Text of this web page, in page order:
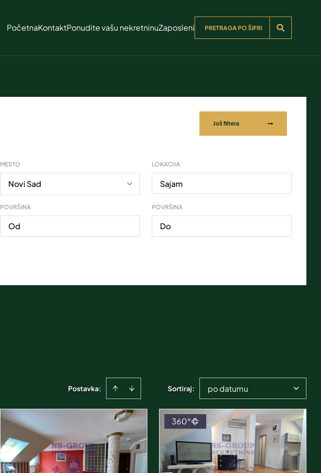
PočetnaKontaktPonudite vašu nekretninuZaposleni
Još filtera
MESTO LOKACIJA
Sajam
POVRŠINA POVRŠINA
Postavka: Sortiraj: po datumu
360°